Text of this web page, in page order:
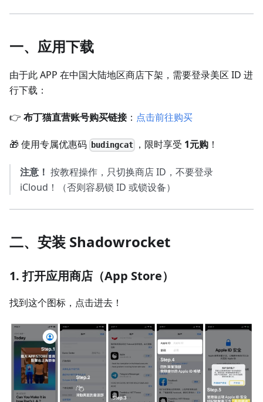
一、应用下载
由于此 APP 在中国大陆地区商店下架，需要登录美区 ID 进
行下载：
👉 布丁猫直营账号购买链接： 点击前往购买
🎁 使用专属优惠码 budingcat ，限时享受 1元购 ！
注意！ 按教程操作，只切换商店 ID，不要登录
iCloud！（否则容易锁 ID 或锁设备）
二、安装 Shadowrocket
1. 打开应用商店（App Store）
找到这个图标，点击进去！